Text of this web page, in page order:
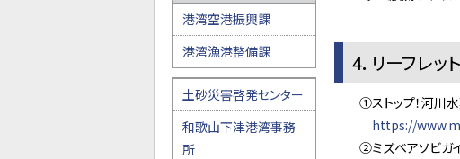
4．リーフレット
①ストップ！河川水
https://
②ミズベアソビガイ
港湾空港振興課
港湾漁港整備課
土砂災害啓発センター
和歌山下津港湾事務
所